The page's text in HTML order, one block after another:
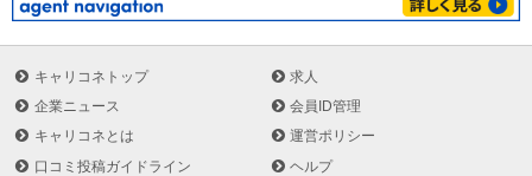
キャリコネトップ
求人
企業ニュース
会員ID管理
キャリコネとは
運営ポリシー
口コミ投稿ガイドライン
ヘルプ